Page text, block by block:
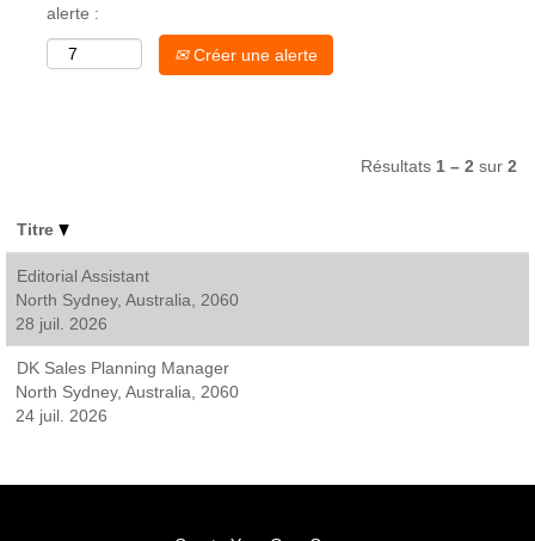
alerte :
Créer une alerte
Résultats 1 – 2 sur 2
Titre
Editorial Assistant
North Sydney, Australia, 2060
28 juil. 2026
DK Sales Planning Manager
North Sydney, Australia, 2060
24 juil. 2026